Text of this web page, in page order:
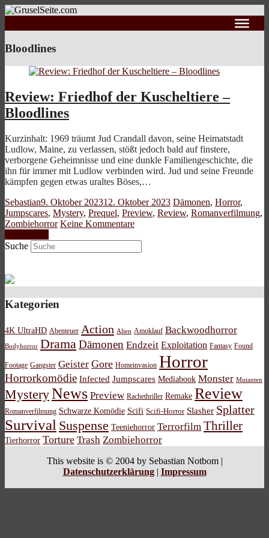
Bloodlines
Review: Friedhof der Kuscheltiere –
Bloodlines
Kurzinhalt: 1969 träumt Jud Crandall davon, seine Heimatstadt
Ludlow, Maine, zu verlassen, stößt jedoch bald auf finstere,
verborgene Geheimnisse und eine dunkle Familiengeschichte, die
ihn für immer mit Ludlow verbinden wird. Jud und seine Freunde
kämpfen gegen etwas uraltes Böses,…
Sebastian9. Oktober 202312. Oktober 2023 Dämonen, Horror,
Jumpscares, Mystery, Prequel, Preview, Review, Romanverfilmung,
Zombiehorror Keine Kommentare
Suche
Kategorien
4K UltraHD Abenteuer Action Alien Amoklauf Backwoodhorror
Bodyhorror Drama Dämonen Endzeit Exploitation Fantasy Found
Footage Gangster Geister Gore Homeinvasion Horror
Horrorkomödie Infected Jumpscares Mediabook Monster Mutanten
MysteryNews Preview Rachethriller Remake Review
Romanverfilmung Schwarze Komödie Scifi Scifi-Horror Slasher Splatter
Survival Suspense Teeniehorror Terrorfilm Thriller
Tierhorror Torture Trash Zombiehorror
This website is © 2004 by Sebastian Notbom |
Datenschutzerklärung| Impressum